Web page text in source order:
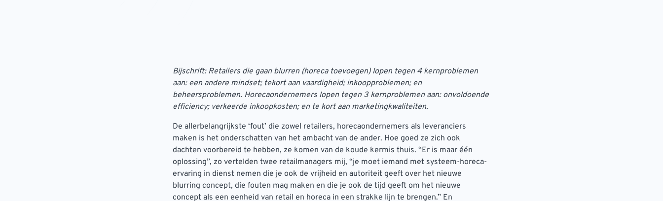
Bijschrift: Retailers die gaan blurren (horeca toevoegen) lopen tegen 4 kernproblemen
aan: een andere mindset; tekort aan vaardigheid; inkoopproblemen; en
beheersproblemen. Horecaondernemers lopen tegen 3 kernproblemen aan: onvoldoende
efficiency; verkeerde inkoopkosten; en te kort aan marketingkwaliteiten.
De allerbelangrijkste ‘fout’ die zowel retailers, horecaondernemers als leveranciers
maken is het onderschatten van het ambacht van de ander. Hoe goed ze zich ook
dachten voorbereid te hebben, ze komen van de koude kermis thuis. “Er is maar één
oplossing”, zo vertelden twee retailmanagers mij, “je moet iemand met systeem-horeca-
ervaring in dienst nemen die je ook de vrijheid en autoriteit geeft over het nieuwe
blurring concept, die fouten mag maken en die je ook de tijd geeft om het nieuwe
concept als een eenheid van retail en horeca in een strakke lijn te brengen.” En